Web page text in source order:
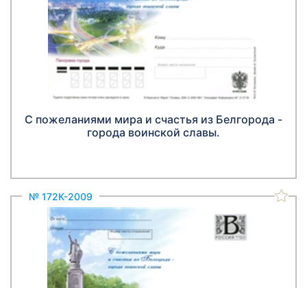
С пожеланиями мира и счастья из Белгорода -
города воинской славы.
№ 172К-2009